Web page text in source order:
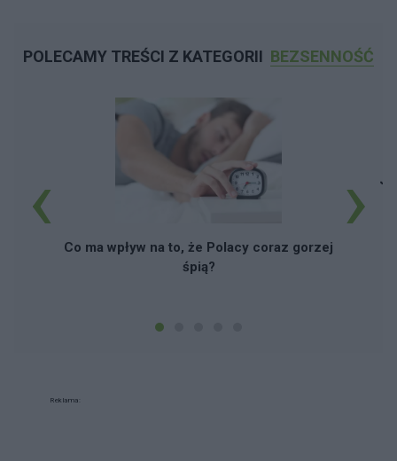
POLECAMY TREŚCI Z KATEGORII BEZSENNOŚĆ
Co ma wpływ na to, że Polacy coraz gorzej
śpią?
‹ ›
Reklama: